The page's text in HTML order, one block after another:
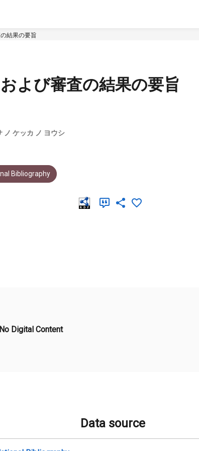
結果の要旨
よび審査の結果の要旨
ノ ケッカ ノ ヨウシ
Bibliography
No Digital Content
Data source